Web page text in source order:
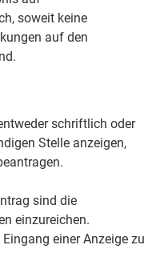
soweit keine
auf den
schriftlich oder
Stelle anzeigen,
sind die
einzureichen.
einer Anzeige zu